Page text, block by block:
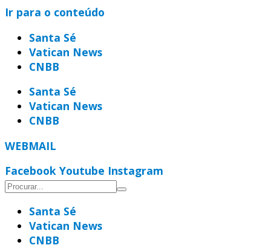
Ir para o conteúdo
Santa Sé
Vatican News
CNBB
Santa Sé
Vatican News
CNBB
WEBMAIL
Facebook Youtube Instagram
Santa Sé
Vatican News
CNBB